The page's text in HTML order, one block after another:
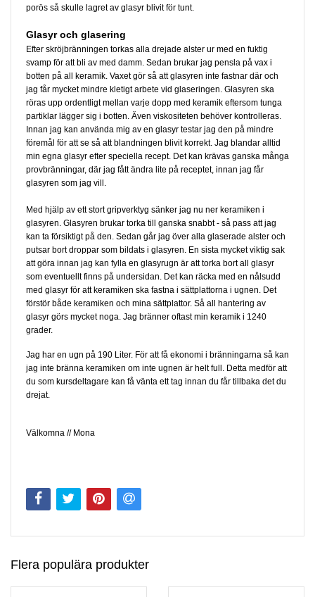
porös så skulle lagret av glasyr blivit för tunt.
Glasyr och glasering
Efter skröjbränningen torkas alla drejade alster ur med en fuktig
svamp för att bli av med damm. Sedan brukar jag pensla på vax i
botten på all keramik. Vaxet gör så att glasyren inte fastnar där och
jag får mycket mindre kletigt arbete vid glaseringen. Glasyren ska
röras upp ordentligt mellan varje dopp med keramik eftersom tunga
partiklar lägger sig i botten. Även viskositeten behöver kontrolleras.
Innan jag kan använda mig av en glasyr testar jag den på mindre
föremål för att se så att blandningen blivit korrekt. Jag blandar alltid
min egna glasyr efter speciella recept. Det kan krävas ganska många
provbränningar, där jag fått ändra lite på receptet, innan jag får
glasyren som jag vill.
Med hjälp av ett stort gripverktyg sänker jag nu ner keramiken i
glasyren. Glasyren brukar torka till ganska snabbt - så pass att jag
kan ta försiktigt på den. Sedan går jag över alla glaserade alster och
putsar bort droppar som bildats i glasyren. En sista mycket viktig sak
att göra innan jag kan fylla en glasyrugn är att torka bort all glasyr
som eventuellt finns på undersidan. Det kan räcka med en nålsudd
med glasyr för att keramiken ska fastna i sättplattorna i ugnen. Det
förstör både keramiken och mina sättplattor. Så all hantering av
glasyr görs mycket noga. Jag bränner oftast min keramik i 1240
grader.
Jag har en ugn på 190 Liter. För att få ekonomi i bränningarna så kan
jag inte bränna keramiken om inte ugnen är helt full. Detta medför att
du som kursdeltagare kan få vänta ett tag innan du får tillbaka det du
drejat.
Välkomna // Mona
Flera populära produkter